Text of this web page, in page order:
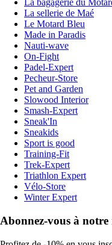
La bagagerie du
La sellerie de Maé
Le Motard Bleu
Made in Paradis
Nauti-wave
On-Fight
Padel-Expert
Pecheur-Store
Pet and Garden
Slowood Interior
Smash-Expert
Sneak'In
Sneakids
Sport is good
Training-Fit
Trek-Expert
Triathlon Expert
Vélo-Store
Winter Expert
Abonnez-vous à notre